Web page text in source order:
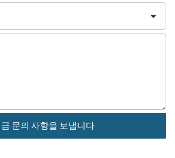
문의 사항을 보냅니다